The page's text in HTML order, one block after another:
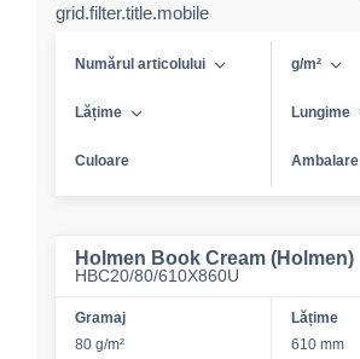
grid.filter.title.mobile
Numărul articolului g/m²
Lățime Lungime
Culoare Ambalare
Holmen Book Cream (Holmen)
HBC20/80/610X860U
Gramaj
80 g/m²
Lățime
610 mm